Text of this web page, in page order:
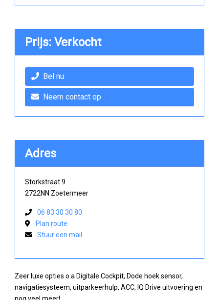
Zeer luxe opties o.a Digitale Cockpit, Dode hoek sensor,
navigatiesysteem, uitparkeerhulp, ACC, IQ Drive uitvoering en
nog veel meer!
Prijs: Verkocht
Bel nu
Neem contact op
Adres
Storkstraat 9
2722NN Zoetermeer
06 83 30 30 80
Plan route
Stuur een mail